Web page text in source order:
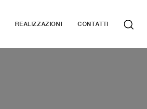
REALIZZAZIONI CONTATTI